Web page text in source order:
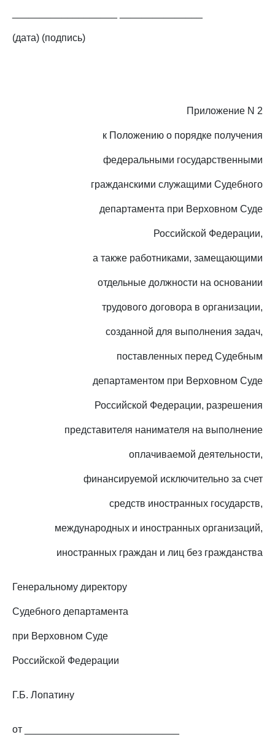
(дата) (подпись)
Приложение N 2
к Положению о порядке получения
федеральными государственными
гражданскими служащими Судебного
департамента при Верховном Суде
Российской Федерации,
а также работниками, замещающими
отдельные должности на основании
трудового договора в организации,
созданной для выполнения задач,
поставленных перед Судебным
департаментом при Верховном Суде
Российской Федерации, разрешения
представителя нанимателя на выполнение
оплачиваемой деятельности,
финансируемой исключительно за счет
средств иностранных государств,
международных и иностранных организаций,
иностранных граждан и лиц без гражданства
Генеральному директору
Судебного департамента
при Верховном Суде
Российской Федерации
Г.Б. Лопатину
от ____________________________